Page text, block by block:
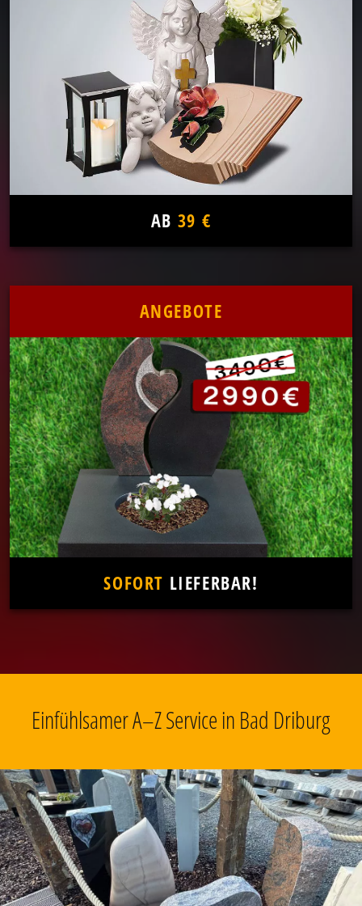
AB 39 €
ANGEBOTE
SOFORT LIEFERBAR!
Einfühlsamer A–Z Service in Bad Driburg